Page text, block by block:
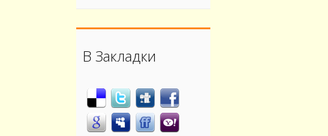
В Закладки